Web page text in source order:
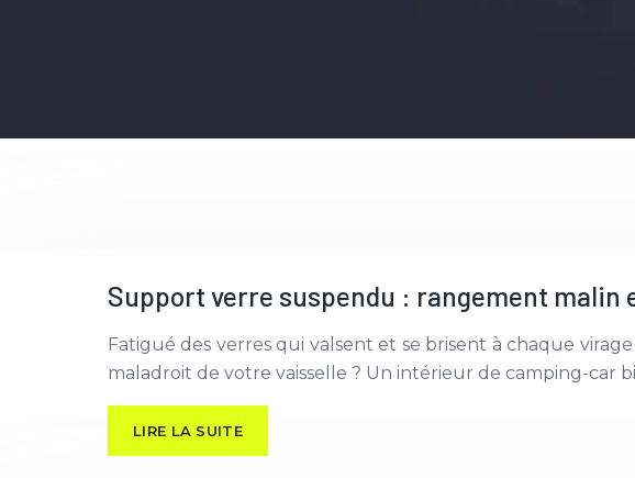
Support verre suspendu : rangement malin
Fatigué des verres qui valsent et se brisent à chaque
maladroit de votre vaisselle ? Un intérieur de camping-car
LIRE LA SUITE